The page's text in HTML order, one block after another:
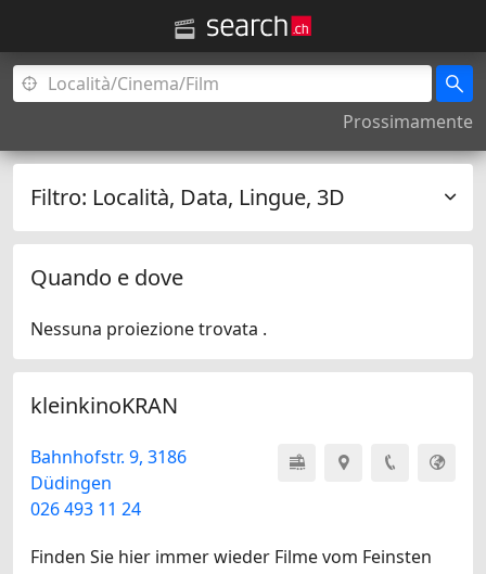
Prossimamente
Filtro: Località, Data, Lingue, 3D
Quando e dove
Nessuna proiezione trovata .
kleinkinoKRAN
Bahnhofstr. 9, 3186
Düdingen
026 493 11 24
Finden Sie hier immer wieder Filme vom Feinsten